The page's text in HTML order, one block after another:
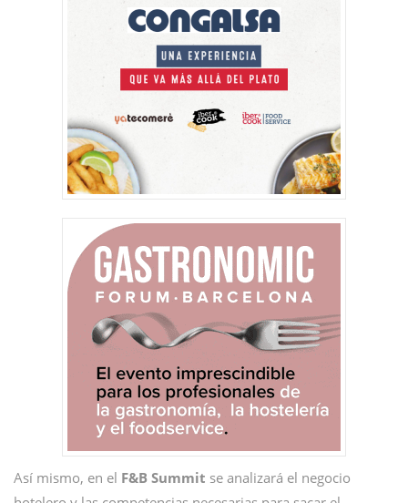
Así mismo, en el F&B Summit se analizará el negocio